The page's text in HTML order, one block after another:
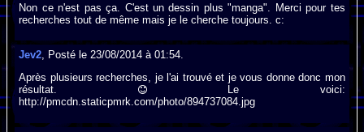
Non ce n'est pas ça. C'est un dessin plus "manga". Merci pour tes
recherches tout de même mais je le cherche toujours. c:
Jev2 , Posté le 23/08/2014 à 01:54.
Après plusieurs recherches, je l'ai trouvé et je vous donne donc mon
résultat.
Le voici:
http://pmcdn.staticpmrk.com/photo/894737084.jpg